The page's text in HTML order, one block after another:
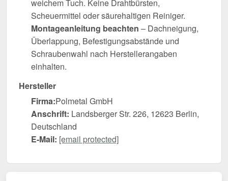
weichem Tuch. Keine Drahtbürsten,
Scheuermittel oder säurehaltigen Reiniger.
Montageanleitung beachten – Dachneigung,
Überlappung, Befestigungsabstände und
Schraubenwahl nach Herstellerangaben
einhalten.
Hersteller
Firma:Polmetal GmbH
Anschrift: Landsberger Str. 226, 12623 Berlin,
Deutschland
E-Mail: [email protected]